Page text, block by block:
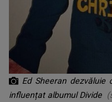
Ed Sheeran
influențat albumul Divide